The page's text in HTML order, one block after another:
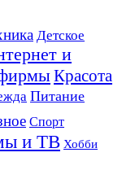
Детское
и
Красота
Питание
Спорт
и ТВ Хобби